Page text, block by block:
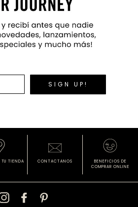
SIGN UP!
TU TIENDA CONTACTANOS
BENEFICIOS DE
COMPRAR ONLINE
InstagramFacebook